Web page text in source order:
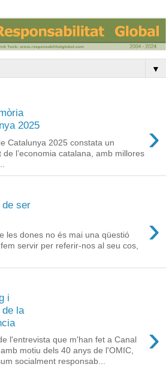
▼
2025
›
Catalunya 2025 constata un
l’economia catalana, amb millores
de ser
›
les dones no és mai una qüestió
servir per referir-nos al seu cos,
i
la
›
l'entrevista que m'han fet a Canal
motiu dels 40 anys de l'OMIC,
socialment responsab...